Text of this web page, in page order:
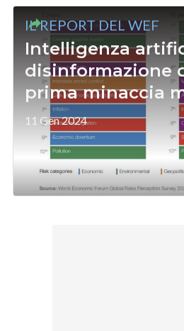
IL REPORT DEL WEF
Intelligenza
disinformazione
prima minaccia
11 Gen 2024